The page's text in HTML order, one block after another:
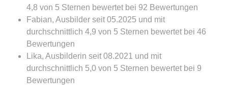
4,8 von 5 Sternen bewertet bei 92 Bewertungen
Fabian, Ausbilder seit 05.2025 und mit
durchschnittlich 4,9 von 5 Sternen bewertet bei 46
Bewertungen
Lika, Ausbilderin seit 08.2021 und mit
durchschnittlich 5,0 von 5 Sternen bewertet bei 9
Bewertungen